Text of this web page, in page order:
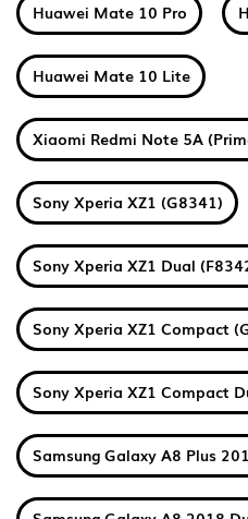
Huawei Mate 10 Pro
Huawei Mate 10 Lite
Xiaomi Redmi Note 5A
Sony Xperia XZ1 (G8341)
Sony Xperia XZ1 Dual
Sony Xperia XZ1 Compact
Sony Xperia XZ1 Compact
Samsung Galaxy A8 Plus